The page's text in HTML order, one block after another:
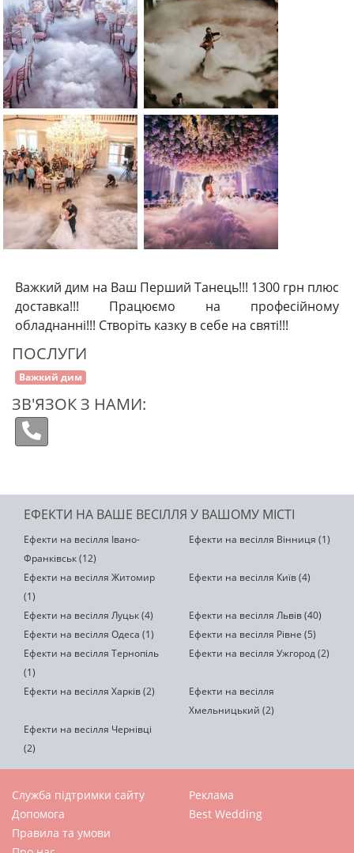
Важкий дим на Ваш Перший Танець!!! 1300 грн плюс
доставка!!! Працюємо на професійному
обладнанні!!! Створіть казку в себе на святі!!!
ПОСЛУГИ
Важкий дим
ЗВ'ЯЗОК З НАМИ:
ЕФЕКТИ НА ВАШЕ ВЕСІЛЛЯ У ВАШОМУ МІСТІ
Ефекти на весілля Івано-
Франківськ (12)
Ефекти на весілля Вінниця (1)
Ефекти на весілля Житомир
(1)
Ефекти на весілля Київ (4)
Ефекти на весілля Луцьк (4)
Ефекти на весілля Львів (40)
Ефекти на весілля Одеса (1)
Ефекти на весілля Рівне (5)
Ефекти на весілля Тернопіль
(1)
Ефекти на весілля Ужгород (2)
Ефекти на весілля Харків (2)
Ефекти на весілля
Хмельницький (2)
Ефекти на весілля Чернівці
(2)
Служба підтримки сайту
Допомога
Правила та умови
Реклама
Best Wedding